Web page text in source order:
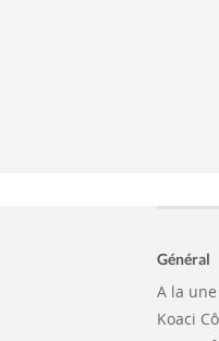
Général
A la
Koaci